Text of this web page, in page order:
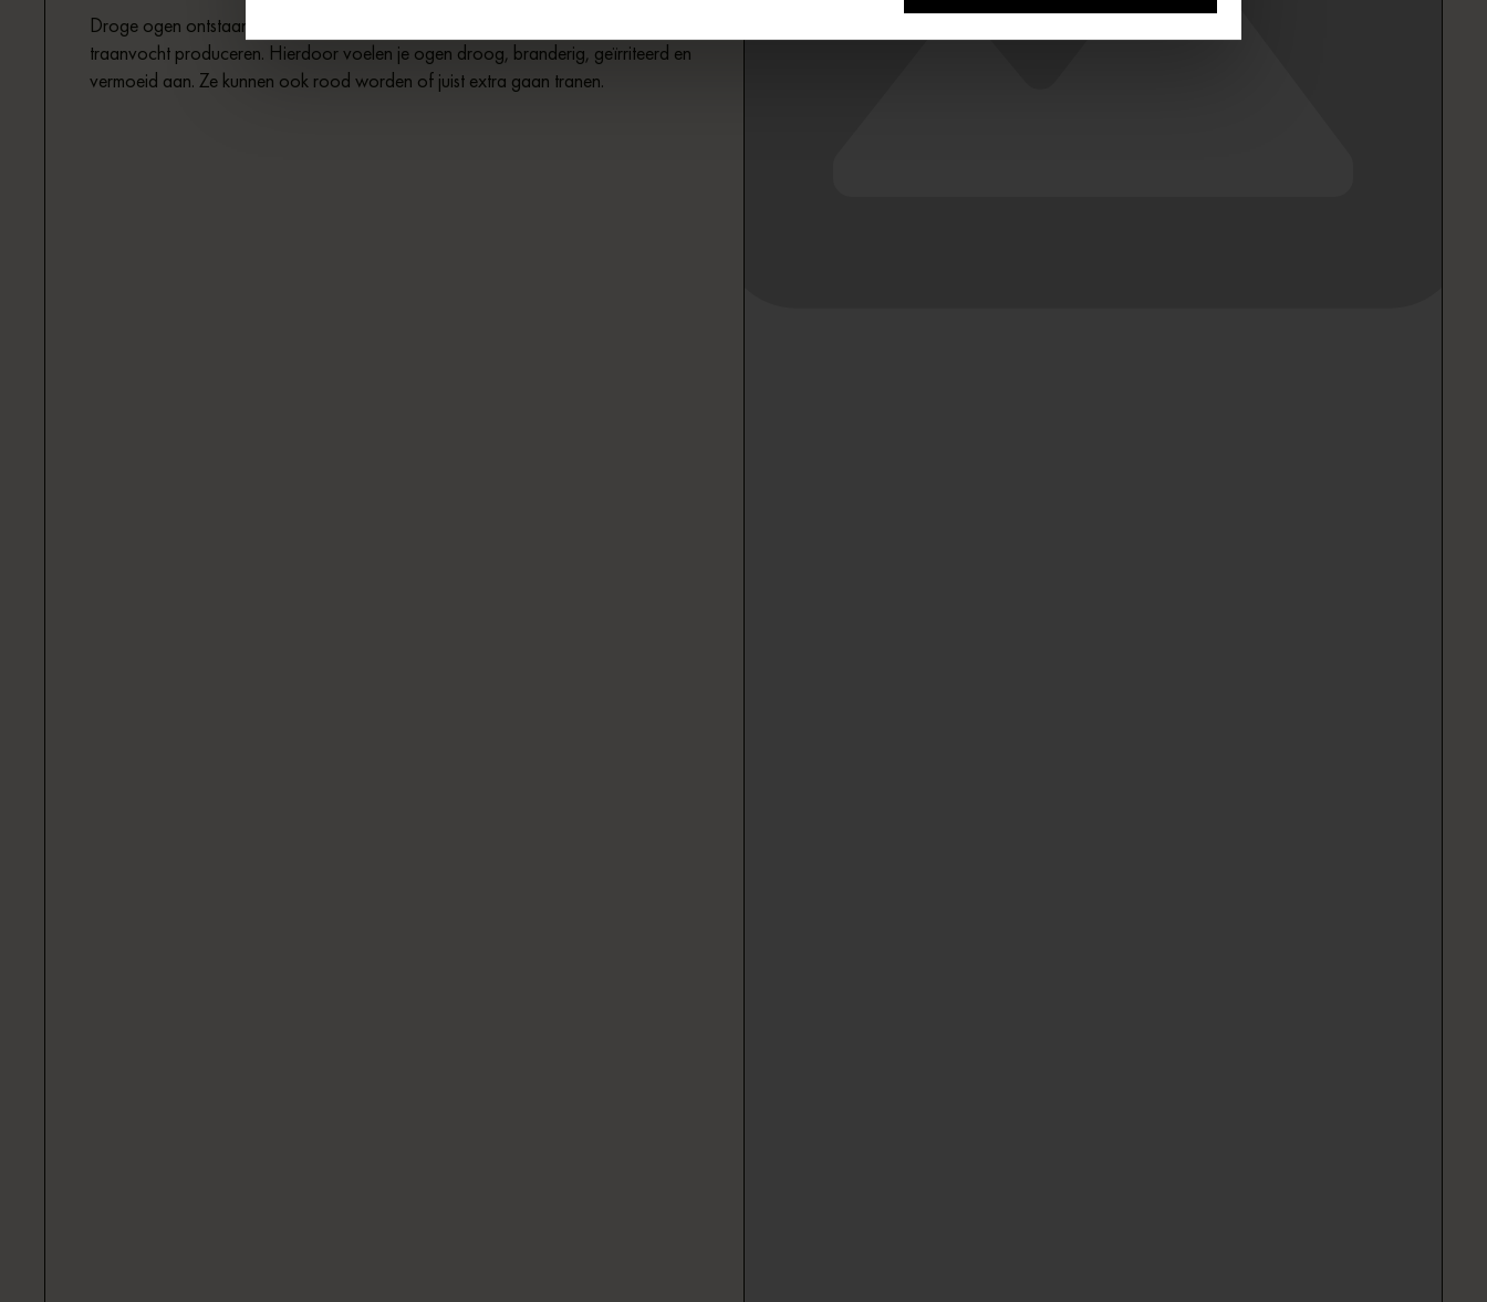
Droge ogen ontstaan wanneer je ogen onvoldoende of slechte kwaliteit
traanvocht produceren. Hierdoor voelen je ogen droog, branderig, geïrriteerd en
vermoeid aan. Ze kunnen ook rood worden of juist extra gaan tranen.